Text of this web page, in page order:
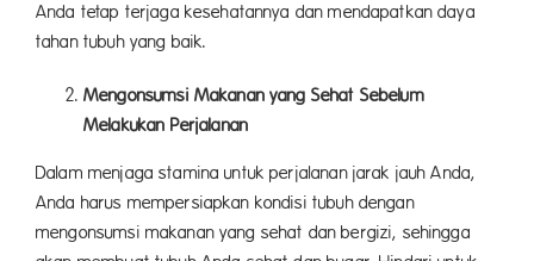
Anda tetap terjaga kesehatannya dan mendapatkan daya
tahan tubuh yang baik.
Mengonsumsi Makanan yang Sehat Sebelum
Melakukan Perjalanan
Dalam menjaga stamina untuk perjalanan jarak jauh Anda,
Anda harus mempersiapkan kondisi tubuh dengan
mengonsumsi makanan yang sehat dan bergizi, sehingga